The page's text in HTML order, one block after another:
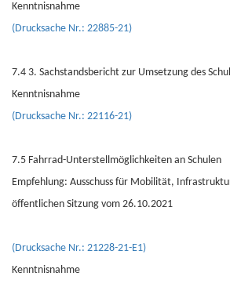
Kenntnisnahme
(Drucksache Nr.: 22885-21)
7.4 3. Sachstandsbericht zur Umsetzung des
Kenntnisnahme
(Drucksache Nr.: 22116-21)
7.5 Fahrrad-Unterstellmöglichkeiten an Schulen
Empfehlung: Ausschuss für Mobilität,
öffentlichen Sitzung vom 26.10.2021
(Drucksache Nr.: 21228-21-E1)
Kenntnisnahme